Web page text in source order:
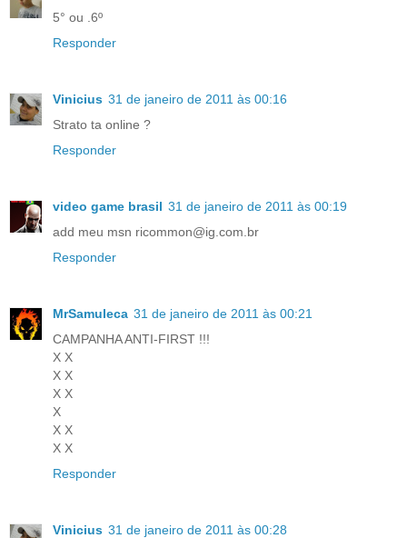
5° ou .6º
Responder
Vinicius 31 de janeiro de 2011 às 00:16
Strato ta online ?
Responder
video game brasil 31 de janeiro de 2011 às 00:19
add meu msn ricommon@ig.com.br
Responder
MrSamuleca 31 de janeiro de 2011 às 00:21
CAMPANHA ANTI-FIRST !!!
X X
X X
X X
X
X X
X X
Responder
Vinicius 31 de janeiro de 2011 às 00:28